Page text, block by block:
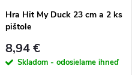
Hra Hit My Duck 23 cm a 2 ks
pištole
8,94 €
Skladom - odosielame ihneď